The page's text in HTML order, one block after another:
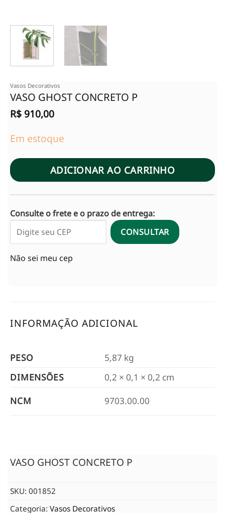
Vasos Decorativos
VASO GHOST CONCRETO P
R$ 910,00
Em estoque
ADICIONAR AO CARRINHO
Consulte o frete e o prazo de entrega:
CONSULTAR
Não sei meu cep
INFORMAÇÃO ADICIONAL
PESO
5,87 kg
DIMENSÕES
0,2 × 0,1 × 0,2 cm
NCM 9703.00.00
VASO GHOST CONCRETO P
SKU: 001852
Categoria: Vasos Decorativos